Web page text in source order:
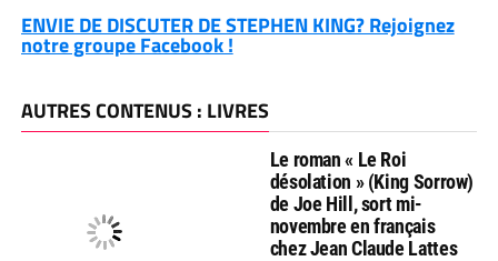
ENVIE DE DISCUTER DE STEPHEN KING? Rejoignez
notre groupe Facebook !
AUTRES CONTENUS : LIVRES
Le roman « Le Roi
désolation » (King Sorrow)
de Joe Hill, sort mi-
novembre en français
chez Jean Claude Lattes